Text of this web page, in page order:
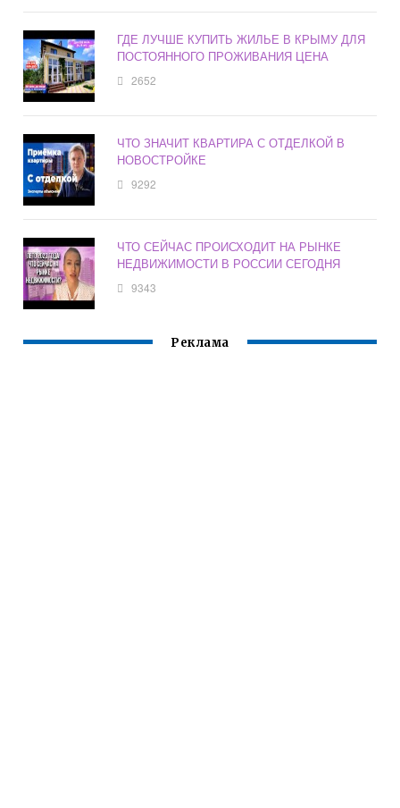
ГДЕ ЛУЧШЕ КУПИТЬ ЖИЛЬЕ В КРЫМУ ДЛЯ
ПОСТОЯННОГО ПРОЖИВАНИЯ ЦЕНА
2652
ЧТО ЗНАЧИТ КВАРТИРА С ОТДЕЛКОЙ В
НОВОСТРОЙКЕ
9292
ЧТО СЕЙЧАС ПРОИСХОДИТ НА РЫНКЕ
НЕДВИЖИМОСТИ В РОССИИ СЕГОДНЯ
9343
Реклама